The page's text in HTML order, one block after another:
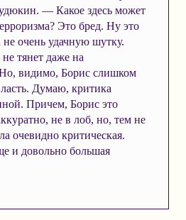
— Какое здесь может
Это бред. Ну это
очень удачную шутку.
тянет даже на
видимо, Борис слишком
Думаю, критика
Причем, Борис это
не в лоб, но, тем не
очевидно критическая.
и довольно большая